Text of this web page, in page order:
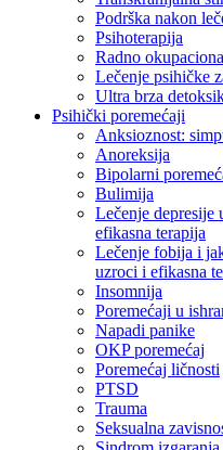
Podrška nakon
Psihoterapija
Radno
Lečenje psihičke
Ultra brza
Psihički poremećaji
Anksioznost:
Anoreksija
Bipolarni
Bulimija
Lečenje depresije
efikasna terapija
Lečenje fobija i
uzroci i efikasna
Insomnija
Poremećaji u
Napadi panike
OKP poremećaj
Poremećaj ličnosti
PTSD
Trauma
Seksualna